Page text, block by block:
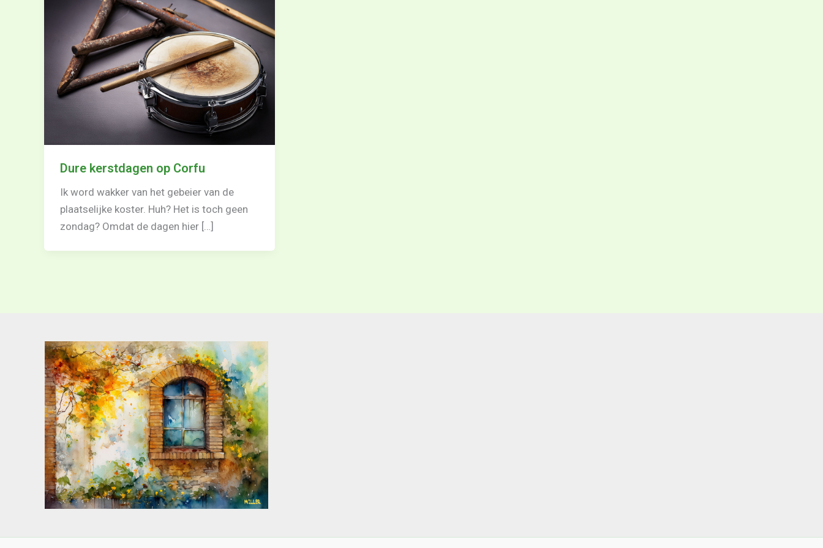
Dure kerstdagen op Corfu
Ik word wakker van het gebeier van de
plaatselijke koster. Huh? Het is toch geen
zondag? Omdat de dagen hier […]